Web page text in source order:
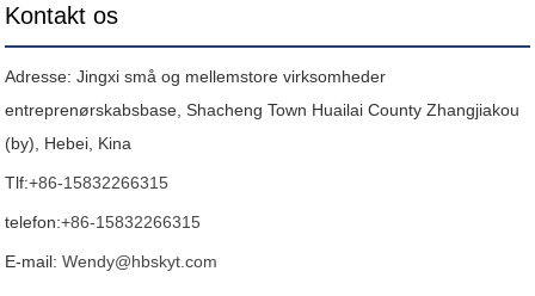
Kontakt os
Adresse: Jingxi små og mellemstore virksomheder
entreprenørskabsbase, Shacheng Town Huailai County Zhangjiakou
(by), Hebei, Kina
Tlf:+86-15832266315
telefon:+86-15832266315
E-mail:Wendy@hbskyt.com